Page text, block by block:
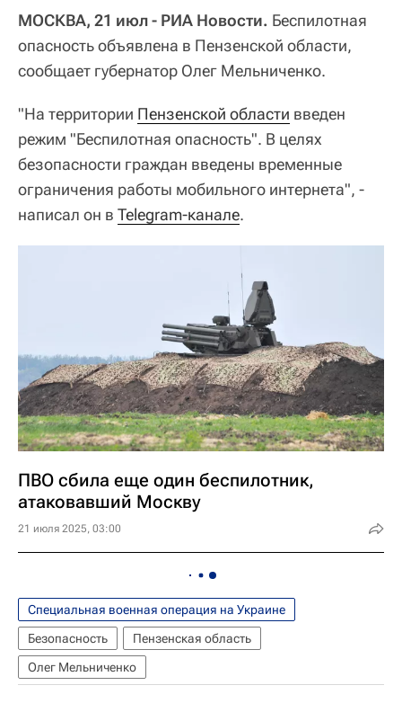
МОСКВА, 21 июл - РИА Новости. Беспилотная
опасность объявлена в Пензенской области,
сообщает губернатор Олег Мельниченко.
"На территории Пензенской области введен
режим "Беспилотная опасность". В целях
безопасности граждан введены временные
ограничения работы мобильного интернета", -
написал он в Telegram-канале.
ПВО сбила еще один беспилотник,
атаковавший Москву
21 июля 2025, 03:00
Специальная военная операция на Украине
Безопасность
Пензенская область
Олег Мельниченко